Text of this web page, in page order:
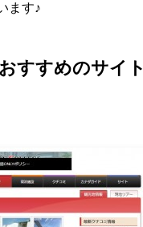
ます♪
すすめのサイト